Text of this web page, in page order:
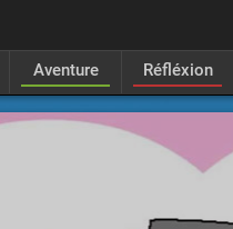
Aventure Réfléxion